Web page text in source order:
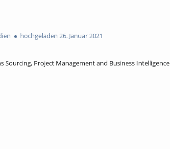
hochgeladen 26. Januar 2021
Sourcing, Project Management and Business Intelligence